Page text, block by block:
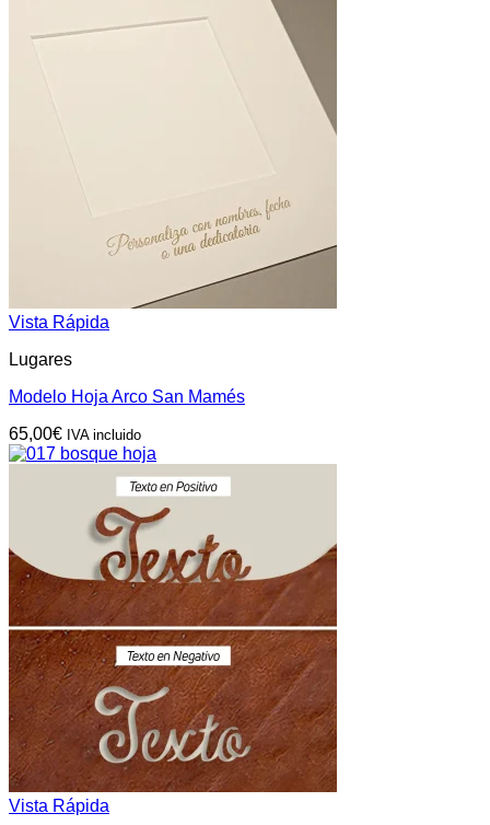
Vista Rápida
Lugares
Modelo Hoja Arco San Mamés
65,00€ IVA incluido
Vista Rápida